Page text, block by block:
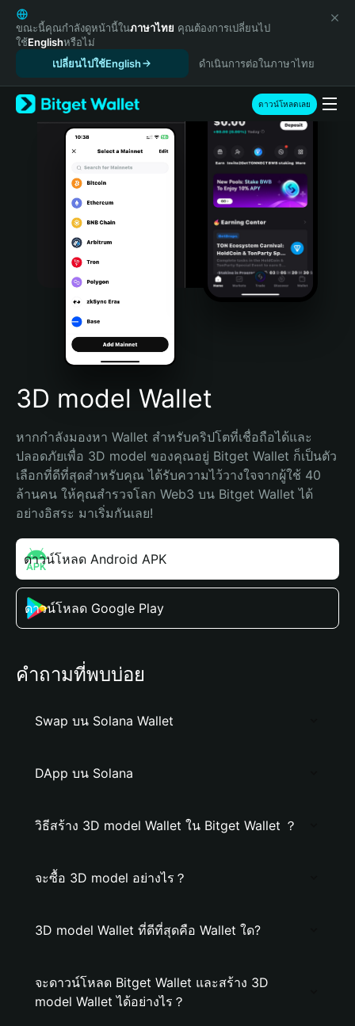
English
日本語
Tiếng Việt
Español (Latinoamérica)
Türkçe
Italiano
Português (Portugal)
Bahasa Indonesia
Português (Brasil)
Español (Argentina)
ขณะนี้คุณกำลังดูหน้านี้ในภาษาไทย คุณต้องการเปลี่ยนไป
ใช้Englishหรือไม่
เปลี่ยนไปใช้English
ดำเนินการต่อในภาษาไทย
ดาวน์โหลดเลย
3D model Wallet
หากกำลังมองหา Wallet สำหรับคริปโตที่เชื่อถือได้และ
ปลอดภัยเพื่อ 3D model ของคุณอยู่ Bitget Wallet ก็เป็นตัว
เลือกที่ดีที่สุดสำหรับคุณ ได้รับความไว้วางใจจากผู้ใช้ 40
ล้านคน ให้คุณสำรวจโลก Web3 บน Bitget Wallet ได้
อย่างอิสระ มาเริ่มกันเลย!
ดาวน์โหลด Android APK
ดาวน์โหลด Google Play
คำถามที่พบบ่อย
Swap บน Solana Wallet
DApp บน Solana
วิธีสร้าง 3D model Wallet ใน Bitget Wallet ？
จะซื้อ 3D model อย่างไร？
3D model Wallet ที่ดีที่สุดคือ Wallet ใด?
จะดาวน์โหลด Bitget Wallet และสร้าง 3D
model Wallet ได้อย่างไร？